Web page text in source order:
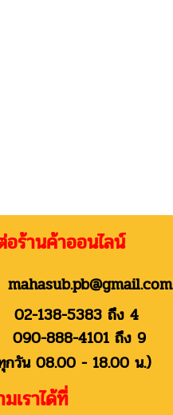
าออนไลน์
mahasub.pb@gmail.com
02-138-5383 ถึง 4
090-888-4101 ถึง 9
กวัน 08.00 - 18.00 น.)
เราได้ที่